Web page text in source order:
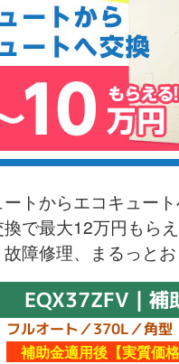
トからエコキュー
で最大12万円もら
障修理、まるっと
EQX37ZFV｜補
フルオート／370L／角型
補助金適用後【実質価